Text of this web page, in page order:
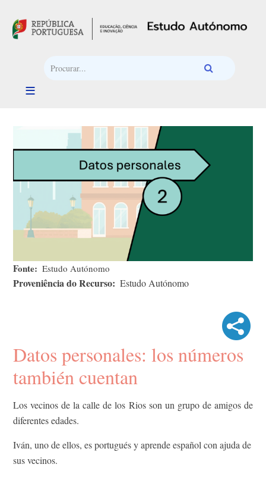
Fonte Estudo Autónomo
Proveniência do Recurso Estudo Autónomo
Datos personales: los números
también cuentan
Los vecinos de la calle de los Rios son un grupo de amigos de
diferentes edades.
Iván, uno de ellos, es portugués y aprende español con ajuda de
sus vecinos.